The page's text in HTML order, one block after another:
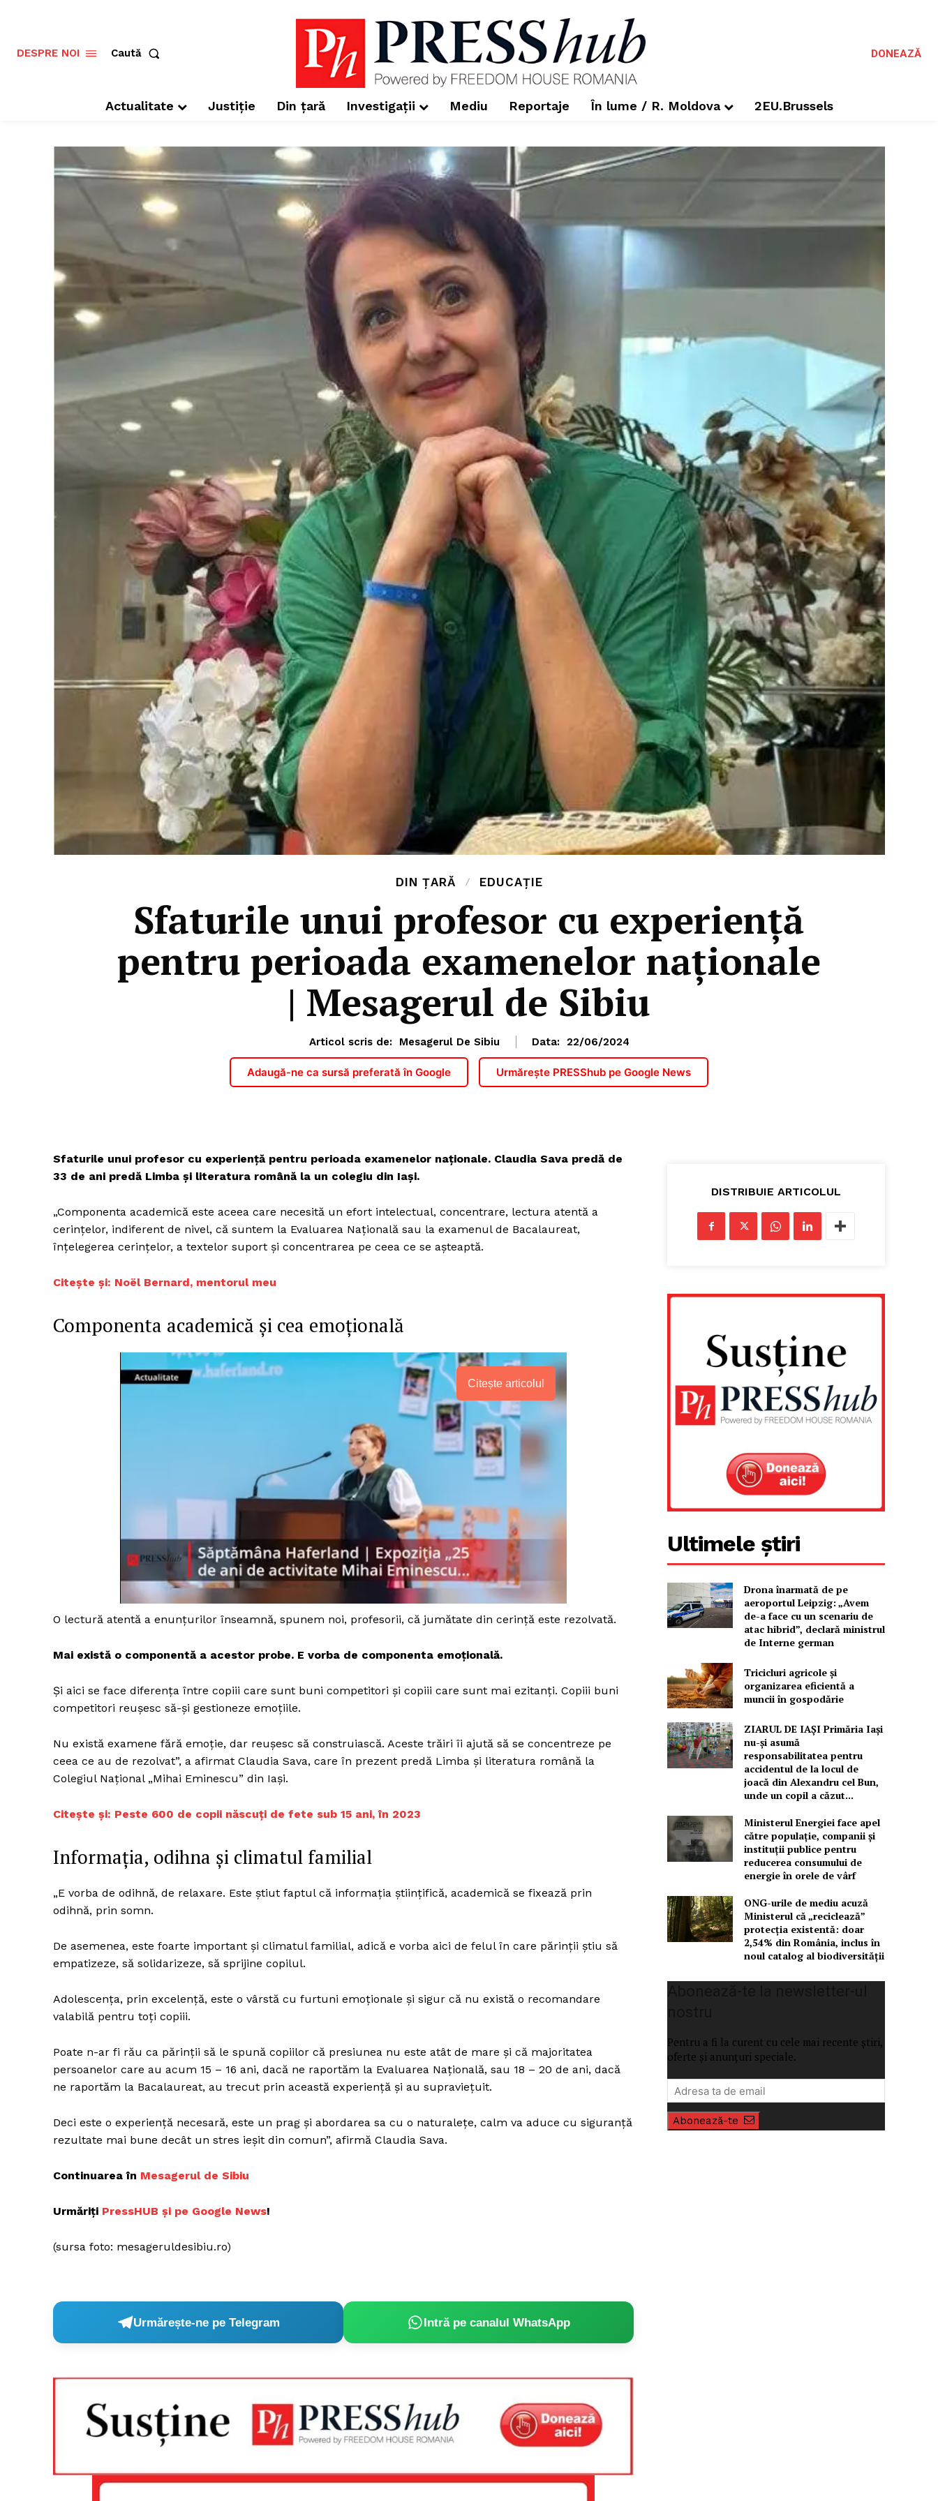
Un proiect
ROMÂNIA
PRESShub
Despre noi / Echipa
Proiecte editoriale
Rețea
DESPRE NOI Caută DONEAZĂ
Actualitate Justiție Din țară Investigații Mediu Reportaje În lume / R. Moldova 2EU.Brussels
DIN ȚARĂ EDUCAȚIE
Sfaturile unui profesor cu experiență
pentru perioada examenelor naționale
| Mesagerul de Sibiu
Articol scris de: Mesagerul De Sibiu Data: 22/06/2024
Adaugă-ne ca sursă preferată în Google Urmărește PRESShub pe Google News
Sfaturile unui profesor cu experiență pentru perioada examenelor naționale. Claudia Sava predă de
33 de ani predă Limba şi literatura română la un colegiu din Iaşi.
„Componenta academică este aceea care necesită un efort intelectual, concentrare, lectura atentă a
cerinţelor, indiferent de nivel, că suntem la Evaluarea Naţională sau la examenul de Bacalaureat,
înţelegerea cerinţelor, a textelor suport şi concentrarea pe ceea ce se aşteaptă.
Citește și: Noël Bernard, mentorul meu
Componenta academică și cea emoțională
Citește articolul
O lectură atentă a enunţurilor înseamnă, spunem noi, profesorii, că jumătate din cerinţă este rezolvată.
Mai există o componentă a acestor probe. E vorba de componenta emoţională.
Şi aici se face diferenţa între copiii care sunt buni competitori şi copiii care sunt mai ezitanţi. Copiii buni
competitori reuşesc să-şi gestioneze emoţiile.
Nu există examene fără emoţie, dar reuşesc să construiască. Aceste trăiri îi ajută să se concentreze pe
ceea ce au de rezolvat”, a afirmat Claudia Sava, care în prezent predă Limba şi literatura română la
Colegiul Naţional „Mihai Eminescu” din Iaşi.
Citește și: Peste 600 de copii născuți de fete sub 15 ani, în 2023
Informația, odihna și climatul familial
„E vorba de odihnă, de relaxare. Este ştiut faptul că informaţia ştiinţifică, academică se fixează prin
odihnă, prin somn.
De asemenea, este foarte important şi climatul familial, adică e vorba aici de felul în care părinţii ştiu să
empatizeze, să solidarizeze, să sprijine copilul.
Adolescenţa, prin excelenţă, este o vârstă cu furtuni emoţionale şi sigur că nu există o recomandare
valabilă pentru toţi copiii.
Poate n-ar fi rău ca părinţii să le spună copiilor că presiunea nu este atât de mare şi că majoritatea
persoanelor care au acum 15 – 16 ani, dacă ne raportăm la Evaluarea Naţională, sau 18 – 20 de ani, dacă
ne raportăm la Bacalaureat, au trecut prin această experienţă şi au supravieţuit.
Deci este o experienţă necesară, este un prag şi abordarea sa cu o naturaleţe, calm va aduce cu siguranţă
rezultate mai bune decât un stres ieşit din comun”, afirmă Claudia Sava.
Continuarea în Mesagerul de Sibiu
Urmăriți PressHUB și pe Google News!
(sursa foto: mesageruldesibiu.ro)
Urmărește-ne pe Telegram Intră pe canalul WhatsApp
DISTRIBUIE ARTICOLUL
Ultimele știri
Drona înarmată de pe
aeroportul Leipzig: „Avem
de-a face cu un scenariu de
atac hibrid”, declară ministrul
de Interne german
Tricicluri agricole și
organizarea eficientă a
muncii în gospodărie
ZIARUL DE IAȘI Primăria Iași
nu-și asumă
responsabilitatea pentru
accidentul de la locul de
joacă din Alexandru cel Bun,
unde un copil a căzut...
Ministerul Energiei face apel
către populație, companii și
instituții publice pentru
reducerea consumului de
energie în orele de vârf
ONG-urile de mediu acuză
Ministerul că „reciclează”
protecția existentă: doar
2,54% din România, inclus în
noul catalog al biodiversității
Pentru a fi la curent cu cele mai recente știri,
oferte și anunțuri speciale.
Abonează-te